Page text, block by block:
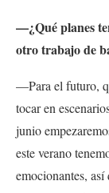
—¿Qué planes
otro trabajo de
—Para el futuro,
tocar en
junio
este verano
emocionantes, así